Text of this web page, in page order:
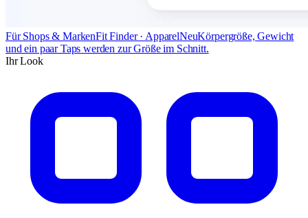
Für Shops & MarkenFit Finder · ApparelNeuKörpergröße, Gewicht
und ein paar Taps werden zur Größe im Schnitt.
Ihr Look